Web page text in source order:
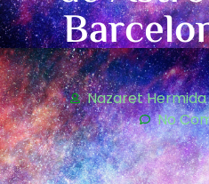
Nazaret Hermida
No